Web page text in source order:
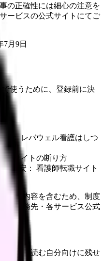
の正確性には細心の注意を
ービスの公式サイトにてご
7月9日
使うために、登録前に決
安： レバウェル看護はしつ
職サイトの断り方
不安： 看護師転職サイト
法
する内容を含むため、制度
・勤務先・各サービス公式
。
あとで読む自分向けに残せ